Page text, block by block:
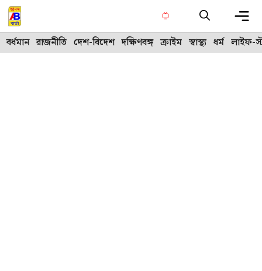
Skip
to
content
বর্ধমান রাজনীতি দেশ-বিদেশ দক্ষিণবঙ্গ ক্রাইম স্বাস্থ্য ধর্ম লাইফ-